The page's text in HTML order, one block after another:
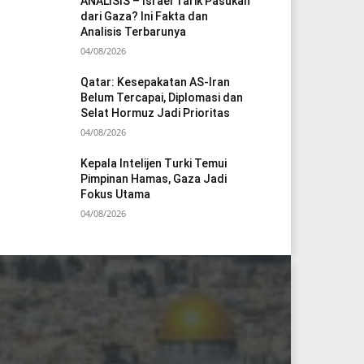
dari Gaza? Ini Fakta dan
Analisis Terbarunya
04/08/2026
Qatar: Kesepakatan AS-Iran
Belum Tercapai, Diplomasi dan
Selat Hormuz Jadi Prioritas
04/08/2026
Kepala Intelijen Turki Temui
Pimpinan Hamas, Gaza Jadi
Fokus Utama
04/08/2026